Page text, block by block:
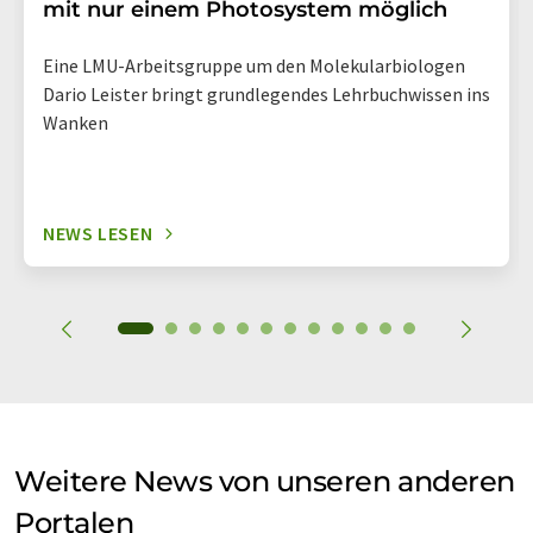
mit nur einem Photosystem möglich
Eine LMU-Arbeitsgruppe um den Molekularbiologen
Dario Leister bringt grundlegendes Lehrbuchwissen ins
Wanken
NEWS LESEN
Weitere News von unseren anderen
Portalen